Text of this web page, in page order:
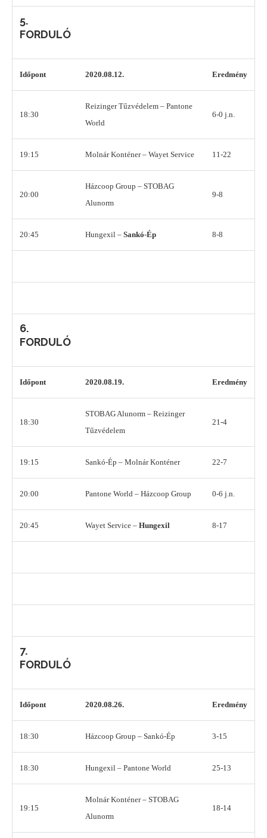
5.
FORDULÓ
Időpont 2020.08.12. Eredmény
18:30
Reizinger Tűzvédelem – Pantone
World
6-0 j.n.
19:15 Molnár Konténer – Wayet Service 11-22
20:00
Házcoop Group – STOBAG
Alunorm
9-8
20:45 Hungexil – Sankó-Ép 8-8
6.
FORDULÓ
Időpont 2020.08.19. Eredmény
18:30
STOBAG Alunorm – Reizinger
Tűzvédelem
21-4
19:15 Sankó-Ép – Molnár Konténer 22-7
20:00 Pantone World – Házcoop Group 0-6 j.n.
20:45 Wayet Service – Hungexil 8-17
7.
FORDULÓ
Időpont 2020.08.26. Eredmény
18:30 Házcoop Group – Sankó-Ép 3-15
18:30 Hungexil – Pantone World 25-13
19:15
Molnár Konténer – STOBAG
Alunorm
18-14